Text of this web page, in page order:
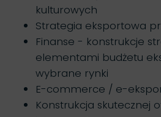
kulturowych
Strategia eksportowa
Finanse - konstrukcje
elementami budżetu
wybrane rynki
E-commerce / e-
Konstrukcja skutecznej